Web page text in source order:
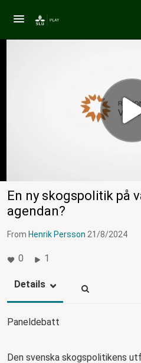
En ny skogspolitik på
agendan?
From Henrik Persson 21/8/2024
0 1
Details
Paneldebatt
Den svenska skogspolitikens